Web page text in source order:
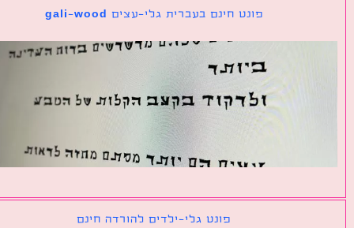
פונט חינם בעברית גלי-עצים gali-wood
פונט גלי-ילדים להורדה חינם